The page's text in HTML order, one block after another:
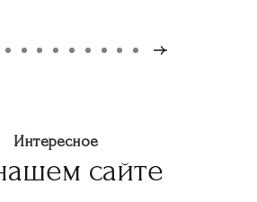
Интересное
сайте